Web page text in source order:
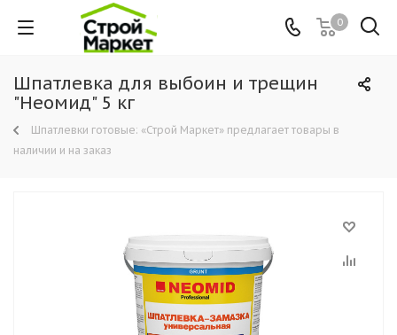
0
Шпатлевка для выбоин и трещин
"Неомид" 5 кг
Шпатлевки готовые: «Строй Маркет» предлагает товары в
наличии и на заказ